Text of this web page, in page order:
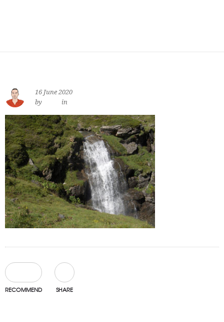
16 June 2020
by
in
RECOMMEND SHARE